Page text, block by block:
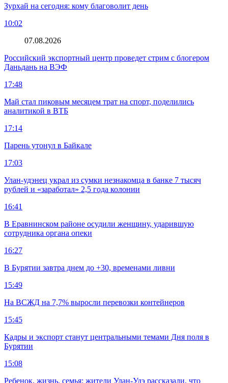
Зурхай на сегодня: кому благоволит день
10:02
07.08.2026
Российский экспортный центр проведет стрим с блогером
Даньдань на ВЭФ
17:48
Май стал пиковым месяцем трат на спорт, поделились
аналитикой в ВТБ
17:14
Парень утонул в Байкале
17:03
Улан-удэнец украл из сумки незнакомца в банке 7 тысяч
рублей и «заработал» 2,5 года колонии
16:41
В Еравнинском районе осудили женщину, ударившую
сотрудника органа опеки
16:27
В Бурятии завтра днем до +30, временами ливни
15:49
На ВСЖД на 7,7% выросли перевозки контейнеров
15:45
Кадры и экспорт станут центральными темами Дня поля в
Бурятии
15:08
Ребенок, жизнь, семья: жители Улан-Удэ рассказали, что